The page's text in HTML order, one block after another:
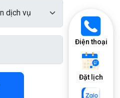
Điện thoại
Đặt lịch